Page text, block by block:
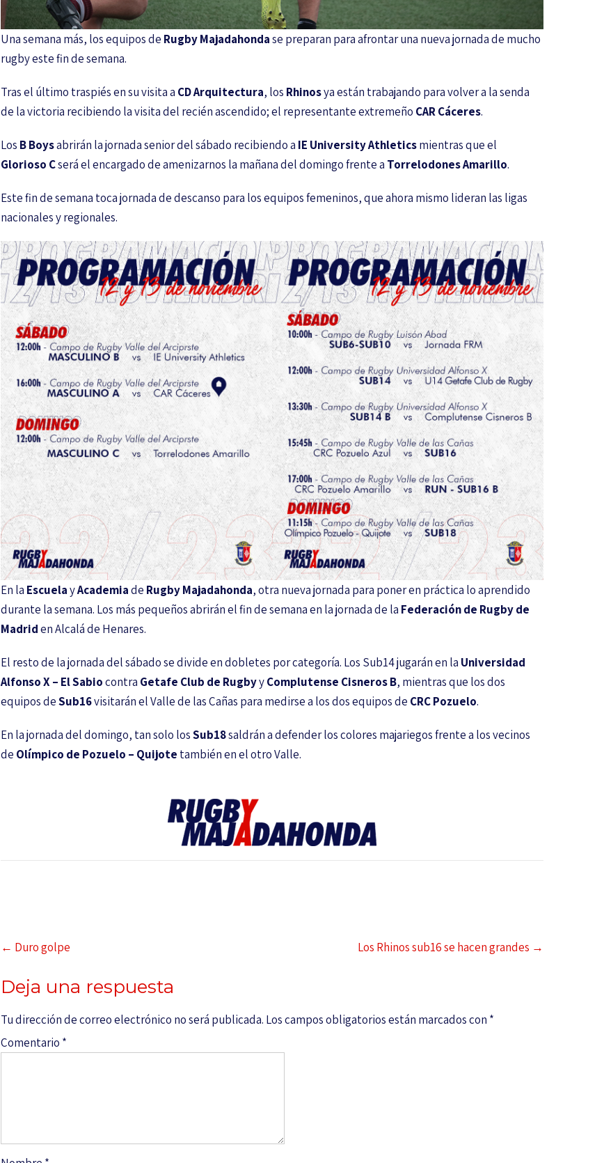
Una semana más, los equipos de Rugby Majadahondase preparan para afrontar una nueva jornada de mucho
rugby este fin de semana.
Tras el último traspiés en su visita a CD Arquitectura, los Rhinosya están trabajando para volver a la senda
de la victoria recibiendo la visita del recién ascendido; el representante extremeño CAR Cáceres.
Los B Boysabrirán la jornada senior del sábado recibiendo a IE University Athleticsmientras que el
Glorioso Cserá el encargado de amenizarnos la mañana del domingo frente a Torrelodones Amarillo.
Este fin de semana toca jornada de descanso para los equipos femeninos, que ahora mismo lideran las ligas
nacionales y regionales.
En la EscuelayAcademiade Rugby Majadahonda, otra nueva jornada para poner en práctica lo aprendido
durante la semana. Los más pequeños abrirán el fin de semana en la jornada de la Federación de Rugby de
Madriden Alcalá de Henares.
El resto de la jornada del sábado se divide en dobletes por categoría. Los Sub14 jugarán en la Universidad
Alfonso X – El Sabiocontra Getafe Club de RugbyyComplutense Cisneros B, mientras que los dos
equipos deSub16visitarán el Valle de las Cañas para medirse a los dos equipos de CRC Pozuelo.
En la jornada del domingo, tan solo losSub18saldrán a defender los colores majariegos frente a los vecinos
de Olímpico de Pozuelo – Quijote también en el otro Valle.
← Duro golpe Los Rhinos sub16 se hacen grandes →
Deja una respuesta
Tu dirección de correo electrónico no será publicada. Los campos obligatorios están marcados con *
Comentario *